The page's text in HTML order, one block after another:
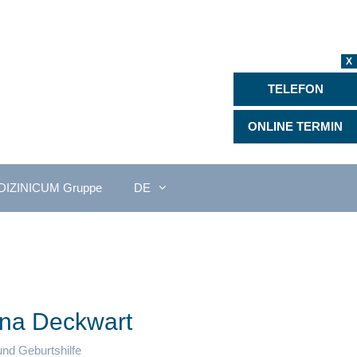
Gruppe DE
Deckwart
Geburtshilfe
X
TELEFON
ONLINE TERMIN